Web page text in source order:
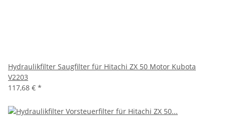
Hydraulikfilter Saugfilter für Hitachi ZX 50 Motor Kubota
V2203
117,68 € *